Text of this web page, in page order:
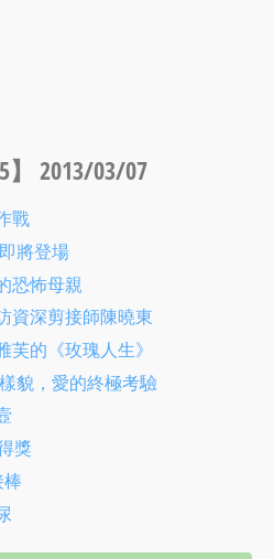
2013/03/07
戰
將登場
恐怖母親
資深剪接師陳曉東
芙的《玫瑰人生》
貌，愛的終極考驗
獎